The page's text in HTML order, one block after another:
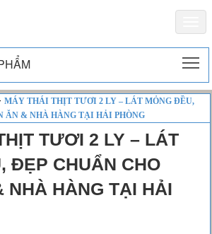
MÁY THÁI THỊT TƯƠI 2 LY – LÁT MỎNG ĐỀU,
ĂN & NHÀ HÀNG TẠI HẢI PHÒNG
TƯƠI 2 LY – LÁT
ĐẸP CHUẨN CHO
NHÀ HÀNG TẠI HẢI